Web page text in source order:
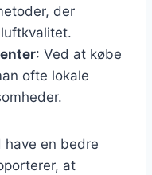
der
: Ved at købe
ofte lokale
have en bedre
at